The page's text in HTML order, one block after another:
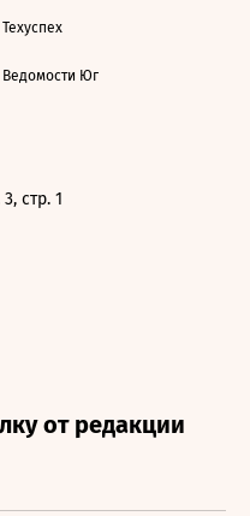
Техуспех
Ведомости Юг
стр. 1